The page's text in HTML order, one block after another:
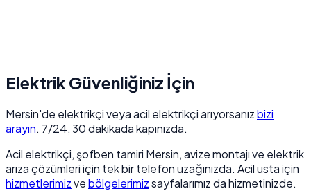
Elektrik Güvenliğiniz İçin
Mersin'de elektrikçi veya acil elektrikçi arıyorsanızbizi
arayın. 7/24, 30 dakikada kapınızda.
Acil elektrikçi, şofben tamiri Mersin, avize montajı ve elektrik
arıza çözümleri için tek bir telefon uzağınızda. Acil usta için
hizmetlerimizvebölgelerimizsayfalarımız da hizmetinizde.